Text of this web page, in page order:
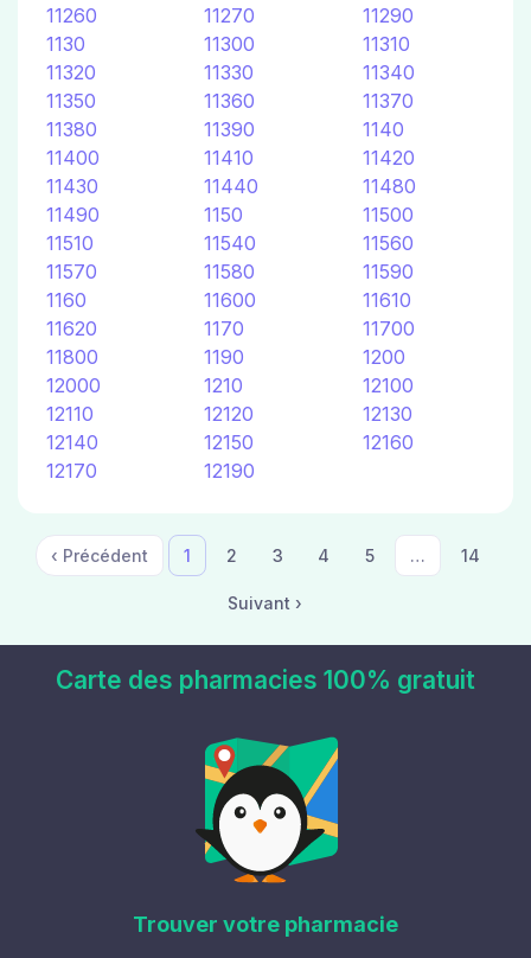
11260
11270
11290
1130
11300
11310
11320
11330
11340
11350
11360
11370
11380
11390
1140
11400
11410
11420
11430
11440
11480
11490
1150
11500
11510
11540
11560
11570
11580
11590
1160
11600
11610
11620
1170
11700
11800
1190
1200
12000
1210
12100
12110
12120
12130
12140
12150
12160
12170
12190
‹ Précédent 1 2 3 4 5 … 14
Suivant ›
Carte des pharmacies 100% gratuit
Trouver votre pharmacie